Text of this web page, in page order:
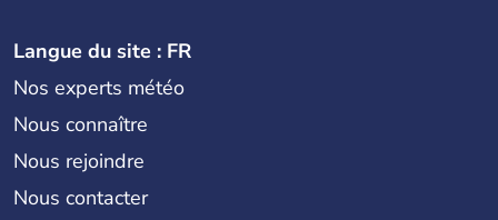
Langue du site : FR
Nos experts météo
Nous connaître
Nous rejoindre
Nous contacter